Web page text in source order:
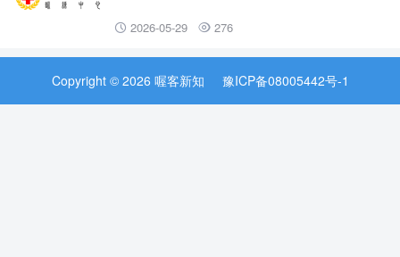
 2026-05-29  276
Copyright © 2026 喔客新知 豫ICP备08005442号-1